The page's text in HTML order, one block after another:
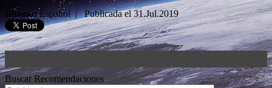
Idioma:Español | Publicada el31.Jul.2019
Buscar Recomendaciones